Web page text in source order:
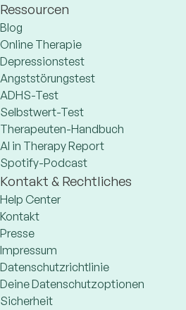
Ressourcen
Blog
Online Therapie
Depressionstest
Angststörungstest
ADHS-Test
Selbstwert-Test
Therapeuten-Handbuch
AI in Therapy Report
Spotify-Podcast
Kontakt & Rechtliches
Help Center
Kontakt
Presse
Impressum
Datenschutzrichtlinie
Deine Datenschutzoptionen
Sicherheit